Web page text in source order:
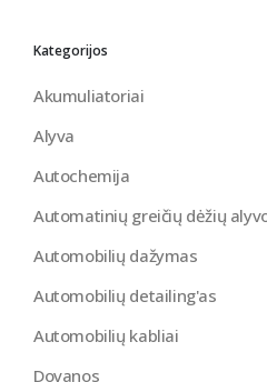
Kategorijos
Akumuliatoriai
Alyva
Autochemija
Automatinių greičių dėžių
Automobilių dažymas
Automobilių detailing'as
Automobilių kabliai
Dovanos